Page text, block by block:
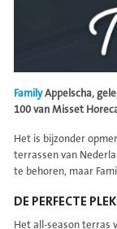
FamilyAppelscha,
100 van Misset
Het is bijzonder
terrassen van
te behoren, maar
DE PERFECTE
Het all-season terras